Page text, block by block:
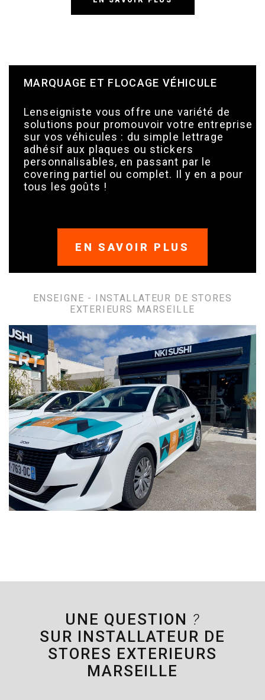
MARQUAGE ET FLOCAGE VÉHICULE
Lenseigniste vous offre une variété de
solutions pour promouvoir votre entreprise
sur vos véhicules : du simple lettrage
adhésif aux plaques ou stickers
personnalisables, en passant par le
covering partiel ou complet. Il y en a pour
tous les goûts !
EN SAVOIR PLUS
ENSEIGNE - INSTALLATEUR DE STORES
EXTERIEURS MARSEILLE
UNE QUESTION ?
SUR INSTALLATEUR DE
STORES EXTERIEURS
MARSEILLE